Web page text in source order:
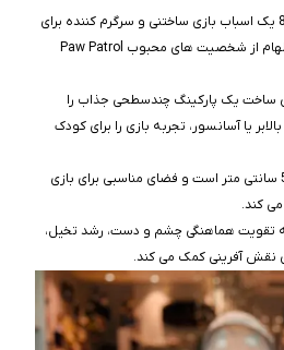
پارکینگ سگ‌ های نگهبان کد 863 یک اسباب‌ بازی ساختنی و سرگرم‌ کننده برای
کودکان بالای 3 سال است که با الهام از شخصیت‌ های محبوب Paw Patrol
ای، امکان ساخت یک پارکینگ چندسطحی جذاب را
یا آسانسور، تجربه بازی را برای کودک
ابعاد تقریبی این ست 70 در 57.5 سانتی‌ متر است و فضای مناسبی برای بازی
کند.
تقویت هماهنگی چشم و دست، رشد تخیل،
نقش‌ آفرینی کمک می‌ کند.